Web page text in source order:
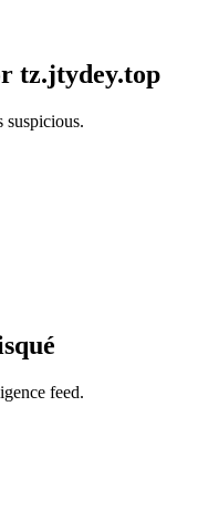
tz.jtydey.top
suspicious.
feed.